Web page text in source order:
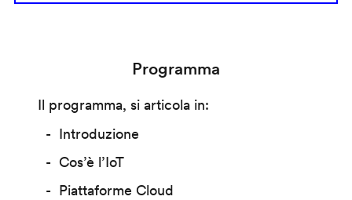
Programma
Il programma, si articola in:
Introduzione
Cos’è l’IoT
Piattaforme Cloud